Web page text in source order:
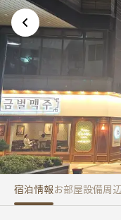
DMcity2,
宿泊情報お部屋設備周辺
不明なエラーが
い。